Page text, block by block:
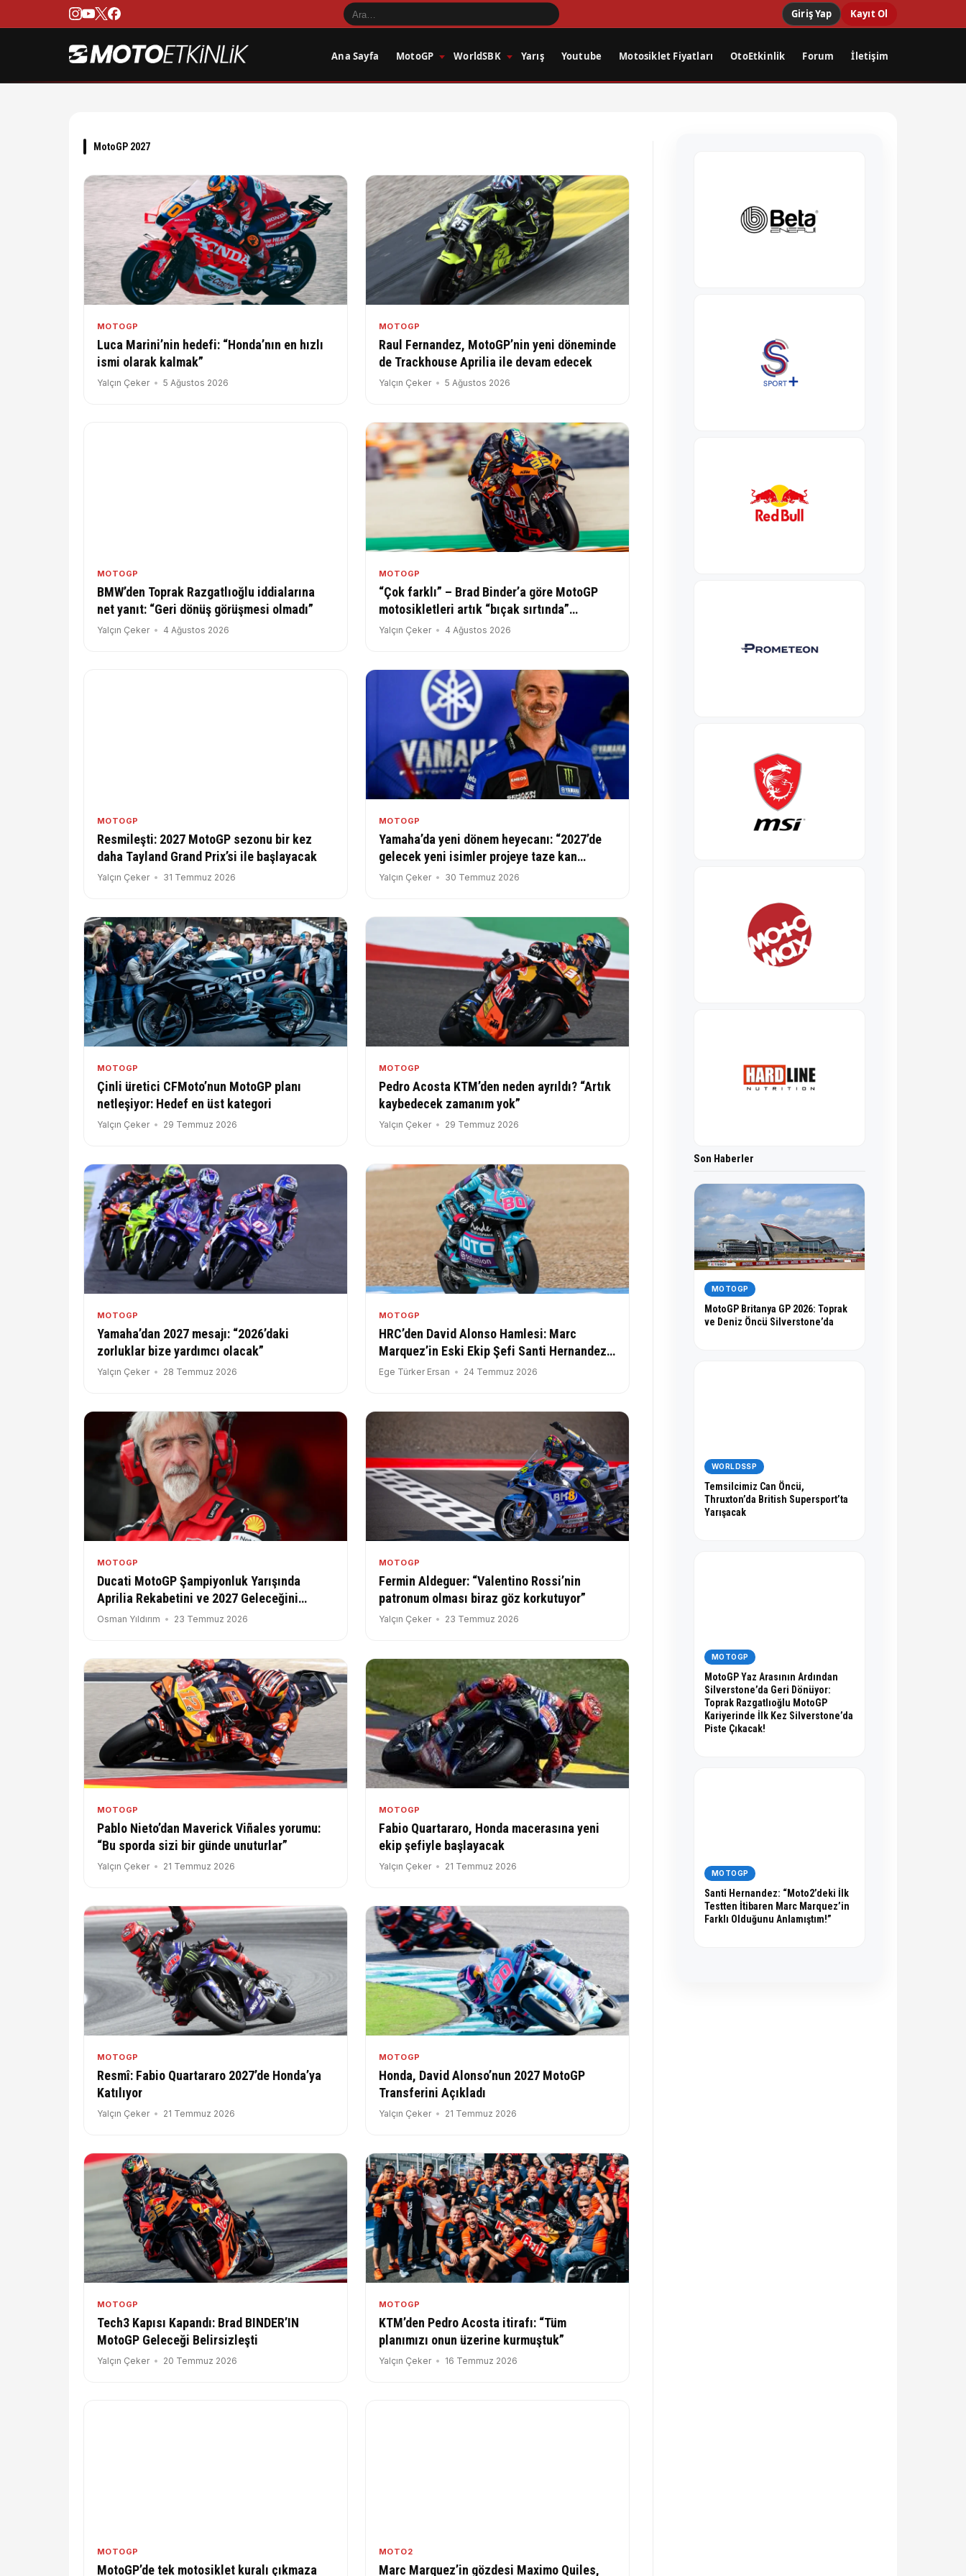
Giriş Yap Kayıt Ol
Ana Sayfa MotoGP WorldSBK Yarış Youtube Motosiklet Fiyatları OtoEtkinlik Forum İletişim
MotoGP 2027
MOTOGP
Luca Marini’nin hedefi: “Honda’nın en hızlı
ismi olarak kalmak”
Yalçın Çeker 5 Ağustos 2026
MOTOGP
Raul Fernandez, MotoGP’nin yeni döneminde
de Trackhouse Aprilia ile devam edecek
Yalçın Çeker 5 Ağustos 2026
MOTOGP
BMW’den Toprak Razgatlıoğlu iddialarına
net yanıt: “Geri dönüş görüşmesi olmadı”
Yalçın Çeker 4 Ağustos 2026
MOTOGP
“Çok farklı” – Brad Binder’a göre MotoGP
motosikletleri artık “bıçak sırtında”
çalışıyor
Yalçın Çeker 4 Ağustos 2026
MOTOGP
Resmileşti: 2027 MotoGP sezonu bir kez
daha Tayland Grand Prix’si ile başlayacak
Yalçın Çeker 31 Temmuz 2026
MOTOGP
Yamaha’da yeni dönem heyecanı: “2027’de
gelecek yeni isimler projeye taze kan
olacak”
Yalçın Çeker 30 Temmuz 2026
MOTOGP
Çinli üretici CFMoto’nun MotoGP planı
netleşiyor: Hedef en üst kategori
Yalçın Çeker 29 Temmuz 2026
MOTOGP
Pedro Acosta KTM’den neden ayrıldı? “Artık
kaybedecek zamanım yok”
Yalçın Çeker 29 Temmuz 2026
MOTOGP
Yamaha’dan 2027 mesajı: “2026’daki
zorluklar bize yardımcı olacak”
Yalçın Çeker 28 Temmuz 2026
MOTOGP
HRC’den David Alonso Hamlesi: Marc
Marquez’in Eski Ekip Şefi Santi Hernandez
İle Çalışacak!
Ege Türker Ersan 24 Temmuz 2026
MOTOGP
Ducati MotoGP Şampiyonluk Yarışında
Aprilia Rekabetini ve 2027 Geleceğini
Değerlendirdi
Osman Yıldırım 23 Temmuz 2026
MOTOGP
Fermin Aldeguer: “Valentino Rossi’nin
patronum olması biraz göz korkutuyor”
Yalçın Çeker 23 Temmuz 2026
MOTOGP
Pablo Nieto’dan Maverick Viñales yorumu:
“Bu sporda sizi bir günde unuturlar”
Yalçın Çeker 21 Temmuz 2026
MOTOGP
Fabio Quartararo, Honda macerasına yeni
ekip şefiyle başlayacak
Yalçın Çeker 21 Temmuz 2026
MOTOGP
Resmî: Fabio Quartararo 2027’de Honda’ya
Katılıyor
Yalçın Çeker 21 Temmuz 2026
MOTOGP
Honda, David Alonso’nun 2027 MotoGP
Transferini Açıkladı
Yalçın Çeker 21 Temmuz 2026
MOTOGP
Tech3 Kapısı Kapandı: Brad BINDER’IN
MotoGP Geleceği Belirsizleşti
Yalçın Çeker 20 Temmuz 2026
MOTOGP
KTM’den Pedro Acosta itirafı: “Tüm
planımızı onun üzerine kurmuştuk”
Yalçın Çeker 16 Temmuz 2026
MOTOGP
MotoGP’de tek motosiklet kuralı çıkmaza
MOTO2
Marc Marquez’in gözdesi Maximo Quiles,
Son Haberler
MOTOGP
MotoGP Britanya GP 2026: Toprak
ve Deniz Öncü Silverstone’da
WORLDSSP
Temsilcimiz Can Öncü,
Thruxton’da British Supersport’ta
Yarışacak
MOTOGP
MotoGP Yaz Arasının Ardından
Silverstone’da Geri Dönüyor:
Toprak Razgatlıoğlu MotoGP
Kariyerinde İlk Kez Silverstone’da
Piste Çıkacak!
MOTOGP
Santi Hernandez: “Moto2’deki İlk
Testten İtibaren Marc Marquez’in
Farklı Olduğunu Anlamıştım!”